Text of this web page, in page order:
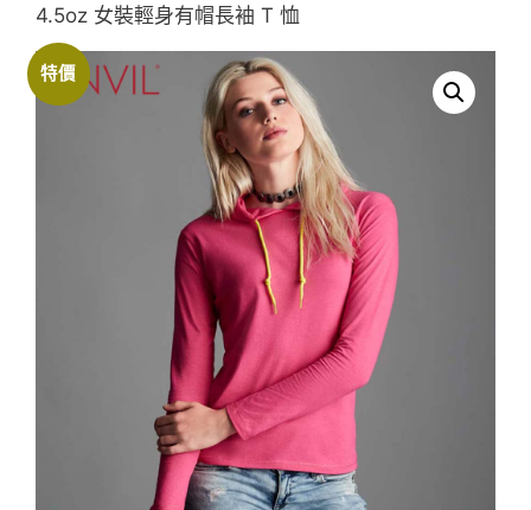
4.5oz 女裝輕身有帽長袖 T 恤
特價